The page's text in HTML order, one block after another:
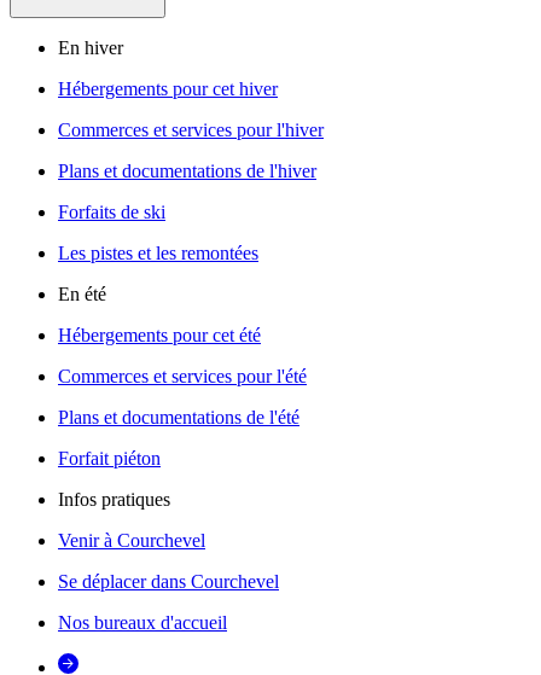
En hiver
Hébergements pour cet hiver
Commerces et services pour l'hiver
Plans et documentations de l'hiver
Forfaits de ski
Les pistes et les remontées
En été
Hébergements pour cet été
Commerces et services pour l'été
Plans et documentations de l'été
Forfait piéton
Infos pratiques
Venir à Courchevel
Se déplacer dans Courchevel
Nos bureaux d'accueil